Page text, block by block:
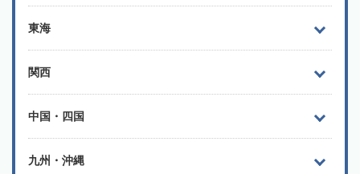
東海
関西
中国・四国
九州・沖縄